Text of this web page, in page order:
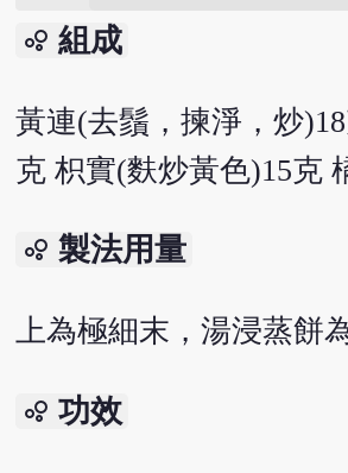
bubble_chart 組成
黃連(去鬚，揀淨，炒
克 枳實(麩炒黃色)15克
bubble_chart 製法用量
上為極細末，湯浸蒸餅
bubble_chart 功效